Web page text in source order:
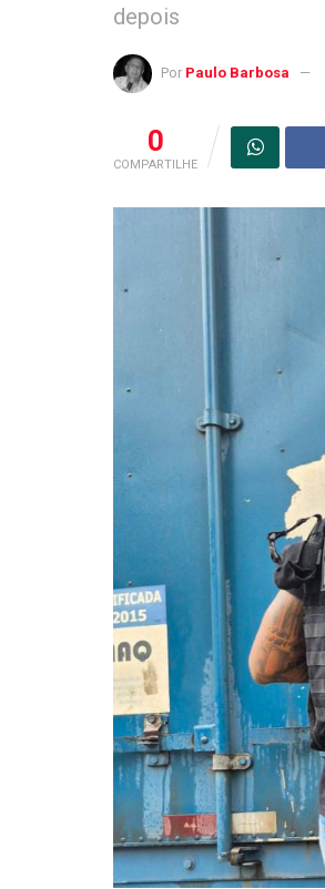
depois
Por Paulo Barbosa
0
COMPARTILHE